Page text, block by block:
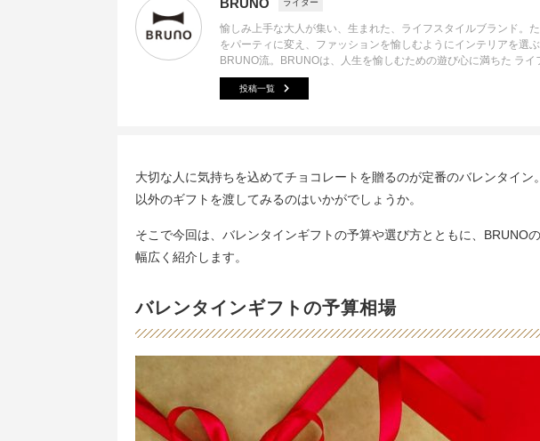
ライター
愉しみ上手な大人が集い、生まれた、ライフスタイルブランド。
をパーティに変え、ファッションを愉しむようにインテリアを選
BRUNO流。BRUNOは、人生を愉しむための遊び心に満ちた ライ
投稿一覧
大切な人に気持ちを込めてチョコレートを贈るのが定番のバレンタイ
以外のギフトを渡してみるのはいかがでしょうか。
そこで今回は、バレンタインギフトの予算や選び方とともに、BRUNO
幅広く紹介します。
バレンタインギフトの予算相場